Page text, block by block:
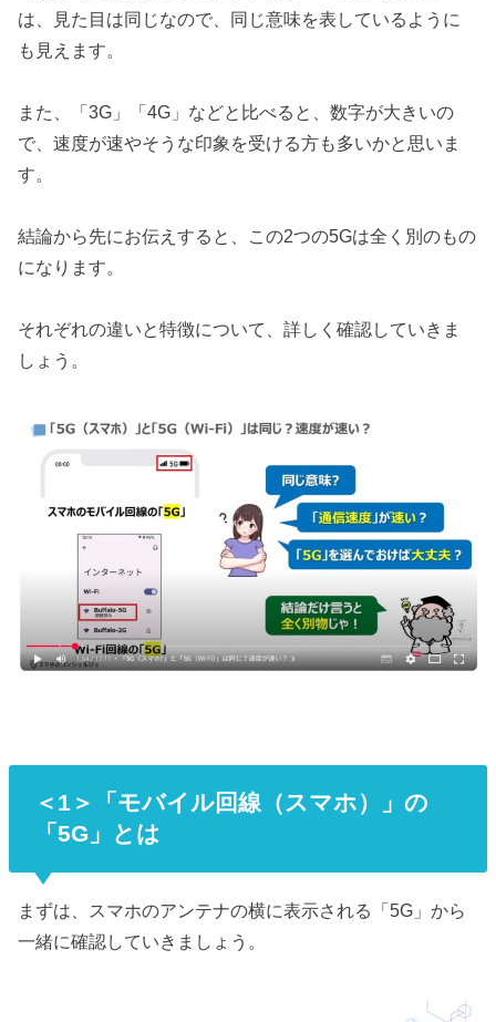
は、見た目は同じなので、同じ意味を表しているように
も見えます。
また、「3G」「4G」などと比べると、数字が大きいの
で、速度が速やそうな印象を受ける方も多いかと思いま
す。
結論から先にお伝えすると、この2つの5Gは全く別のもの
になります。
それぞれの違いと特徴について、詳しく確認していきま
しょう。
＜1＞「モバイル回線（スマホ）」の
「5G」とは
まずは、スマホのアンテナの横に表示される「5G」から
一緒に確認していきましょう。